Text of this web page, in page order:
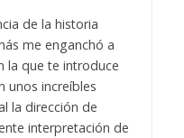
de la historia
me enganchó a
la que te introduce
unos increíbles
la dirección de
interpretación de